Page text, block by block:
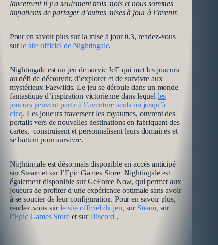
lancement il y a seulement trois mois et nous sommes
impatients de partager d’autres mises à jour à l’avenir.
Pour en savoir plus sur la mise à jour 0.3, rendez-vous
surle site officiel de Nightingale.
Nightingale est un jeu de survie JcE qui met les joueurs
au défi de découvrir, d’explorer et de survivre aux
mystérieux Faewilds. Le jeu se déroule dans un monde
fantastique d’inspiration victorienne dans lequel les
joueurs peuvent partir à l’aventure seuls ou jusqu’à
cinq. Les joueurs traversent les royaumes, ouvrent des
portails vers de nouvelles destinations en fabriquant des
cartes, construisent et personnalisent leurs domaines et
se battent pour survivre.
Nightingale est désormais disponible en accès anticipé
sur Steam et sur l’Epic Games Store. Nightingale est
également disponible sur GeForce Now, qui permet aux
joueurs de profiter d’une expérience optimale sans avoir
à se soucier de leur configuration. Pour en savoir plus,
rendez-vous surle site officiel du jeu, sur Steam, sur
l’Epic Games Store et surDiscord .